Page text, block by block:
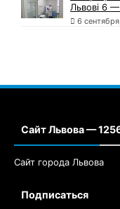
Львові 6 —
6
Сайт Львова —
Сайт города Львова
Подписаться